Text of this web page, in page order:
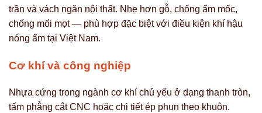
trần và vách ngăn nội thất. Nhẹ hơn gỗ, chống ẩm mốc,
chống mối mọt — phù hợp đặc biệt với điều kiện khí hậu
nóng ẩm tại Việt Nam.
Cơ khí và công nghiệp
Nhựa cứng trong ngành cơ khí chủ yếu ở dạng thanh tròn,
tấm phẳng cắt CNC hoặc chi tiết ép phun theo khuôn.